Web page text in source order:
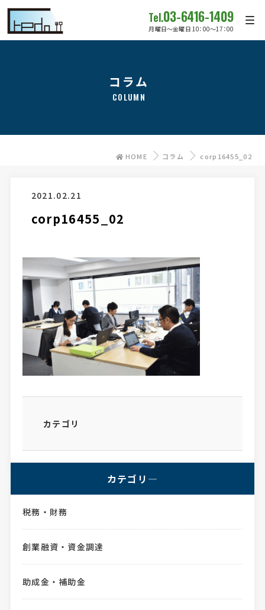
Tel.03-6416-1409
月曜日～金曜日 10：00～17：00
コラム
COLUMN
HOME コラム corp16455_02
2021.02.21
corp16455_02
カテゴリ
カテゴリ―
税務・財務
創業融資・資金調達
助成金・補助金